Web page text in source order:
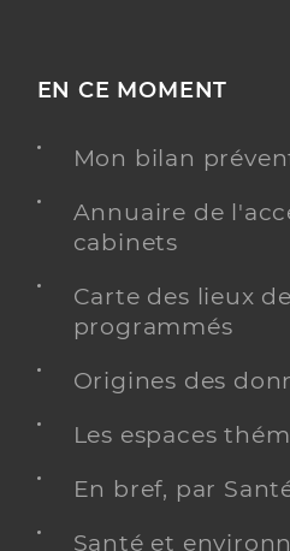
EN CE MOMENT
Mon bilan
Annuaire de
cabinets
Carte des lieux
programmés
Origines des
Les espaces
En bref, par
Santé et